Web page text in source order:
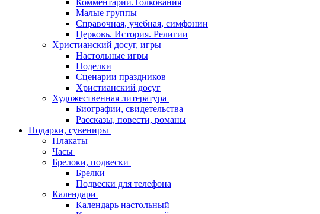
Комментарии.Толкования
Малые группы
Справочная, учебная, симфонии
Церковь. История. Религии
Христианский досуг, игры
Настольные игры
Поделки
Сценарии праздников
Христианский досуг
Художественная литература
Биографии, свидетельства
Рассказы, повести, романы
Подарки, сувениры
Плакаты
Часы
Брелоки, подвески
Брелки
Подвески для телефона
Календари
Календарь настольный